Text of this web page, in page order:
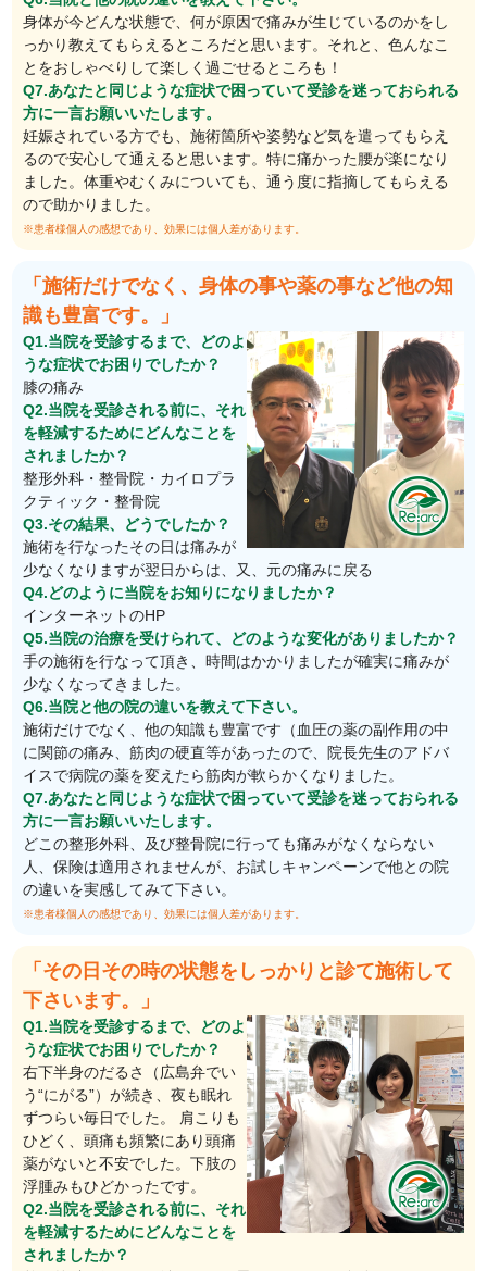
身体が今どんな状態で、何が原因で痛みが生じているのかをし
っかり教えてもらえるところだと思います。それと、色んなこ
とをおしゃべりして楽しく過ごせるところも！
Q7.あなたと同じような症状で困っていて受診を迷っておられる
方に一言お願いいたします。
妊娠されている方でも、施術箇所や姿勢など気を遣ってもらえ
るので安心して通えると思います。特に痛かった腰が楽になり
ました。体重やむくみについても、通う度に指摘してもらえる
ので助かりました。
※患者様個人の感想であり、効果には個人差があります。
「施術だけでなく、身体の事や薬の事など他の知
識も豊富です。」
Q1.当院を受診するまで、どのよ
うな症状でお困りでしたか？
膝の痛み
Q2.当院を受診される前に、それ
を軽減するためにどんなことを
されましたか？
整形外科・整骨院・カイロプラ
クティック・整骨院
Q3.その結果、どうでしたか？
施術を行なったその日は痛みが
少なくなりますが翌日からは、又、元の痛みに戻る
Q4.どのように当院をお知りになりましたか？
インターネットのHP
Q5.当院の治療を受けられて、どのような変化がありましたか？
手の施術を行なって頂き、時間はかかりましたが確実に痛みが
少なくなってきました。
Q6.当院と他の院の違いを教えて下さい。
施術だけでなく、他の知識も豊富です（血圧の薬の副作用の中
に関節の痛み、筋肉の硬直等があったので、院長先生のアドバ
イスで病院の薬を変えたら筋肉が軟らかくなりました。
Q7.あなたと同じような症状で困っていて受診を迷っておられる
方に一言お願いいたします。
どこの整形外科、及び整骨院に行っても痛みがなくならない
人、保険は適用されませんが、お試しキャンペーンで他との院
の違いを実感してみて下さい。
※患者様個人の感想であり、効果には個人差があります。
「その日その時の状態をしっかりと診て施術して
下さいます。」
Q1.当院を受診するまで、どのよ
うな症状でお困りでしたか？
右下半身のだるさ（広島弁でい
う“にがる”）が続き、夜も眠れ
ずつらい毎日でした。 肩こりも
ひどく、頭痛も頻繁にあり頭痛
薬がないと不安でした。下肢の
浮腫みもひどかったです。
Q2.当院を受診される前に、それ
を軽減するためにどんなことを
されましたか？